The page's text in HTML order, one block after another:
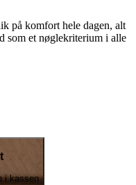
på komfort hele dagen, alt
som et nøglekriterium i alle
i kassen